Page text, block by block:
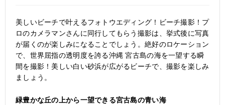
美しいビーチで叶えるフォトウエディング！ビーチ撮影！プ
ロのカメラマンさんに同行してもらう撮影は、挙式後に写真
が届くのが楽しみになることでしょう。絶好のロケーション
で、世界屈指の透明度を誇る沖縄 宮古島の海を一望する瞬
間を撮影！美しい白い砂浜が広がるビーチで、撮影を楽しみ
ましょう。
緑豊かな丘の上から一望できる宮古島の青い海